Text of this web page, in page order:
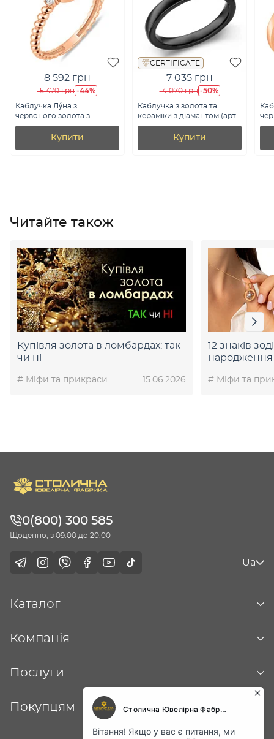
8 592 грн
15 470 грн -44%
Каблучка Лýна з
червоного золота з
емаллю і фіанітами (арт.
Купити
CERTIFICATE
7 035 грн
14 070 грн -50%
Каблучка з золота та
кераміки з діамантом (арт.
К011789кч)
Купити
Читайте також
Купівля золота в ломбардах: так
чи ні
# Міфи та прикраси 15.06.2026
12 знаків
народження
# Міфи та
0(800) 300 585
Щоденно, з 09:00 до 20:00
Ua
Каталог
Компанія
Послуги
Покупцям